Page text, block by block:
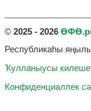
© 2025 - 2026
Республикаһы
Ҡулланыусы
Конфиденциаллек